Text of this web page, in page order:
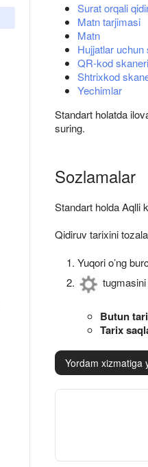
Surat orqali
Matn tarjimasi
Matn
Hujjatlar uchun
QR-kod skaneri
Shtrixkod
Yechimlar
Standart holatda
suring.
Sozlamalar
Standart holda Aqlli
Qidiruv tarixini
Yuqori o’ng
Butun
Tarix
Yordam xizmatiga